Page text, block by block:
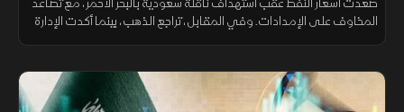
المخاوف على الإمدادات. وفي المقابل، تراجع الذهب، بينما أكدت الإدارة